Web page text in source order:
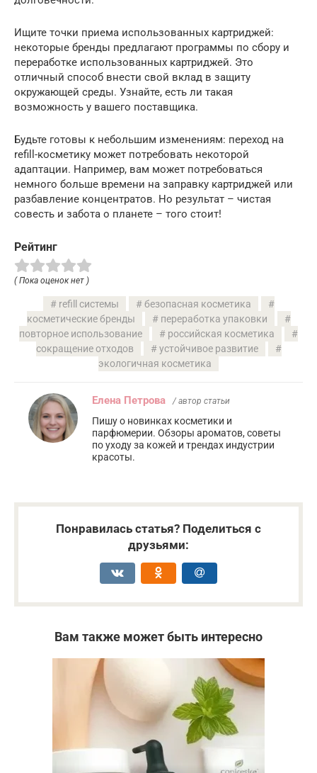
Ищите точки приема использованных картриджей:
некоторые бренды предлагают программы по сбору и
переработке использованных картриджей. Это
отличный способ внести свой вклад в защиту
окружающей среды. Узнайте, есть ли такая
возможность у вашего поставщика.
Будьте готовы к небольшим изменениям: переход на
refill-косметику может потребовать некоторой
адаптации. Например, вам может потребоваться
немного больше времени на заправку картриджей или
разбавление концентратов. Но результат – чистая
совесть и забота о планете – того стоит!
Рейтинг
( Пока оценок нет )
refill системы
безопасная косметика
косметические бренды
переработка упаковки
повторное использование
российская косметика
сокращение отходов
устойчивое развитие
экологичная косметика
Елена Петрова / автор статьи
Пишу о новинках косметики и
парфюмерии. Обзоры ароматов, советы
по уходу за кожей и трендах индустрии
красоты.
Понравилась статья? Поделиться с
друзьями:
Вам также может быть интересно